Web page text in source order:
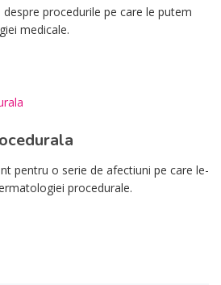
procedurile pe care le putem
medicale.
pentru o serie de afectiuni pe care le-
procedurale.